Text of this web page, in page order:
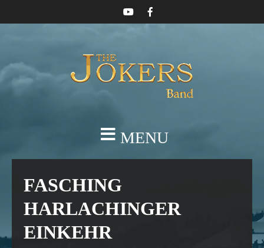
MENU
FASCHING
HARLACHINGER
EINKEHR